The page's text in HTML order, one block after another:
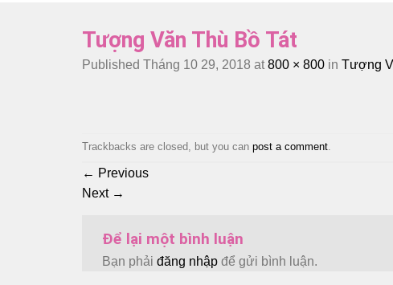
Tượng Văn Thù Bồ Tát
Published Tháng 10 29, 2018 at 800 × 800 in Tượng
Trackbacks are closed, but you can post a comment.
← Previous
Next →
Để lại một bình luận
Bạn phải đăng nhập để gửi bình luận.